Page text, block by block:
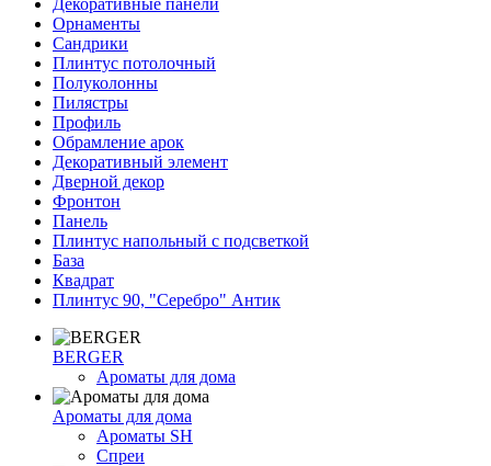
Декоративные панели
Орнаменты
Сандрики
Плинтус потолочный
Полуколонны
Пилястры
Профиль
Обрамление арок
Декоративный элемент
Дверной декор
Фронтон
Панель
Плинтус напольный с подсветкой
База
Квадрат
Плинтус 90, "Серебро" Антик
BERGER
Ароматы для дома
Ароматы для дома
Ароматы SH
Спреи